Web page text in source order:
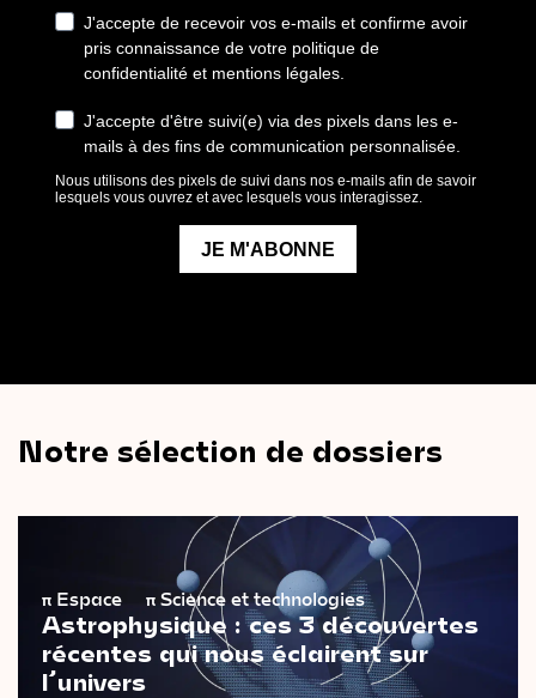
Notre sélection de dossiers
π Espace π Science et technologies
Astrophysique : ces 3 découvertes
récentes qui nous éclairent sur
l’univers